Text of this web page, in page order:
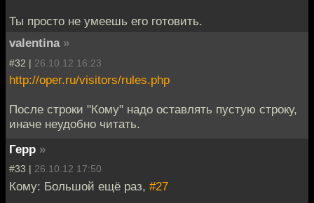
Ты просто не умеешь его готовить.
valentina »
#32 | 26.10.12 16:23
http://oper.ru/visitors/rules.php
После строки "Кому" надо оставлять пустую строку,
иначе неудобно читать.
Герр »
#33 | 26.10.12 17:50
Кому: Большой ещё раз, #27